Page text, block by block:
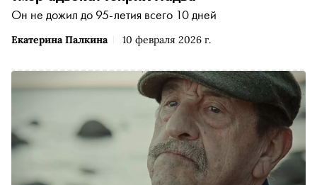
Екатерина Палкина 10 февраля 2026 г.
Он не дожил до 95-летия всего 10 дней